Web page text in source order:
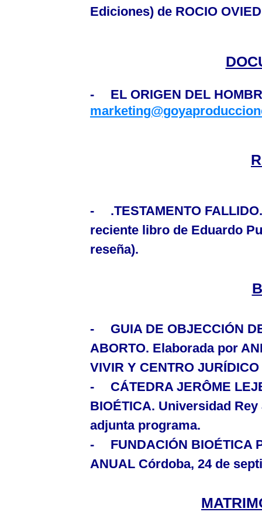
Ediciones) de ROCIO
-
EL ORIGEN DEL
- .TESTAMENTO
reciente libro de Eduardo
reseña).
-
GUIA DE OBJECCIÓN
ABORTO. Elaborada por
VIVIR Y CENTRO
-
CÁTEDRA JERÔME
BIOÉTICA. Universidad
adjunta programa.
-
FUNDACIÓN BIOÉTICA
ANUAL Córdoba, 24 de